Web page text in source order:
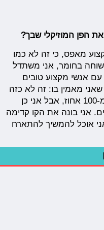
הפן המוזיקלי שבך?
מאפס, כי זה לא כמו
שוחה בחומר, אני משתדל
אנשי מקצוע טובים
מאמין בו: זה לא כזה
פשוט, אני לא אוציא משהו פחות מ-100 אחוז, אבל אני כן
אני בונה את הקו קדימה
אוכל להמשיך להתארח